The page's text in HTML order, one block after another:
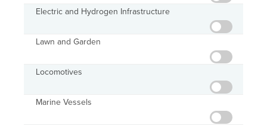
Electric and Hydrogen Infrastructure
Lawn and Garden
Locomotives
Marine Vessels